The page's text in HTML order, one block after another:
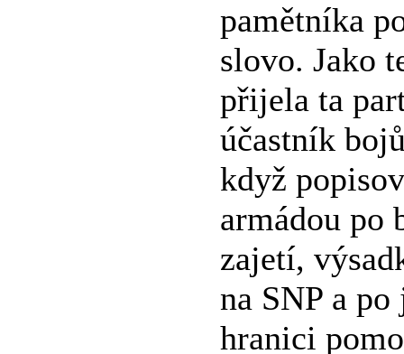
pamětníka
slovo. Jako
přijela ta
účastník
když
armádou po
zajetí,
na SNP a
hranici